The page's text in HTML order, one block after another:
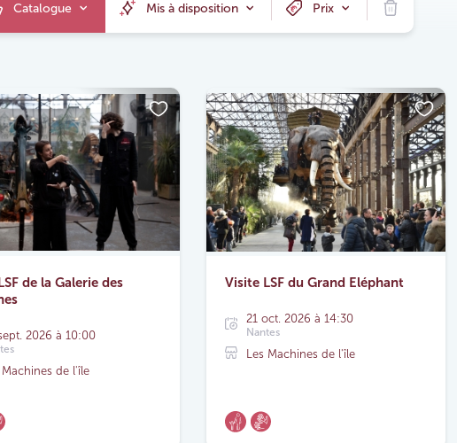
Catalogue Mis à disposition Prix
de la Galerie des
2026 à 10:00
Machines de l'île
Visite LSF du Grand Eléphant
21 oct. 2026 à 14:30
Nantes
Les Machines de l'île